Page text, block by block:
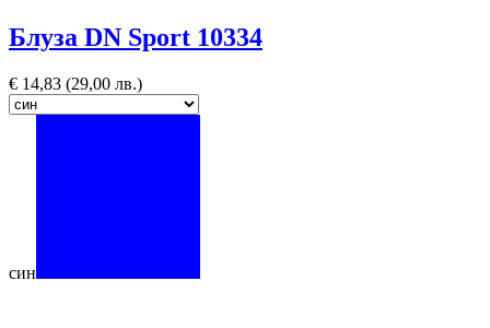
Блуза DN Sport 10334
€ 14,83 (29,00 лв.)
син